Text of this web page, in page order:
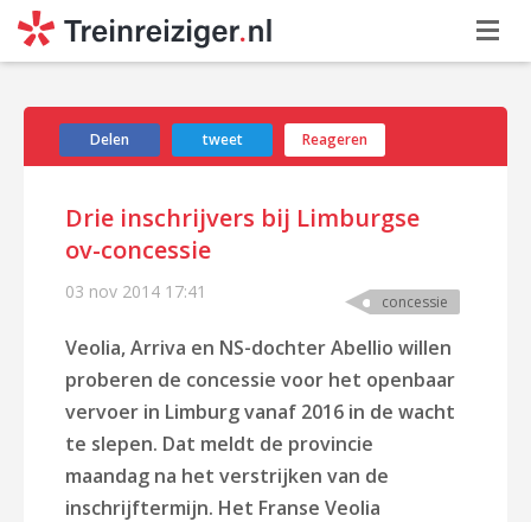
Delen tweet Reageren
Drie inschrijvers bij Limburgse
ov-concessie
03 nov 2014 17:41 concessie
Veolia, Arriva en NS-dochter Abellio willen
proberen de concessie voor het openbaar
vervoer in Limburg vanaf 2016 in de wacht
te slepen. Dat meldt de provincie
maandag na het verstrijken van de
inschrijftermijn. Het Franse Veolia